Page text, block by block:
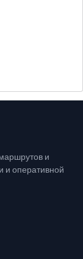
и
и оперативной